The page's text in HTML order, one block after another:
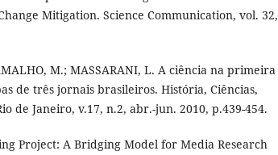
Mitigation. Science Communication, vol. 32,
M.; MASSARANI, L. A ciência na primeira
de três jornais brasileiros. História, Ciências,
de Janeiro, v.17, n.2, abr.-jun. 2010, p.439-454.
Project: A Bridging Model for Media Research